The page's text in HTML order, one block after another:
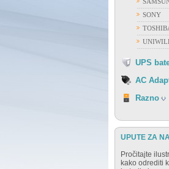
SONY
UPS
FIAMM
FIRST
OSTALI
VISION
AC
IBM
NEC
SONY
Razno
UPUTE ZA
Pročitajte
kako odrediti